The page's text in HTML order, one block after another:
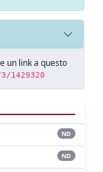
un link a questo
1429320
ND
ND